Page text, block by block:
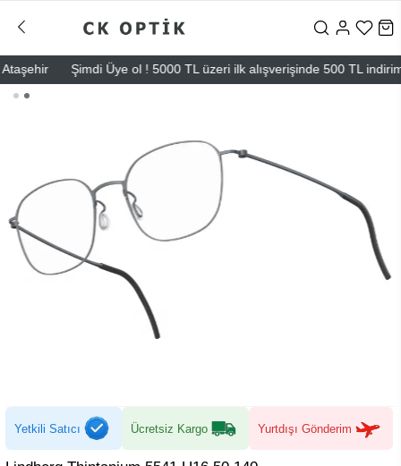
Şimdi Üye ol ! 5000 TL üzeri ilk alışverişinde 500 TL indirim
Yetkili Satıcı Ücretsiz Kargo Yurtdışı Gönderim